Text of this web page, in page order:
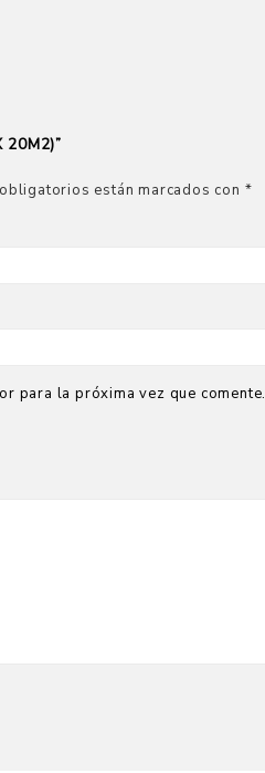
20M2)”
están marcados con *
para la próxima vez que comente.